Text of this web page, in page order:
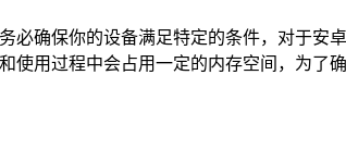
必确保你的设备满足特定的条件，对于安
使用过程中会占用一定的内存空间，为